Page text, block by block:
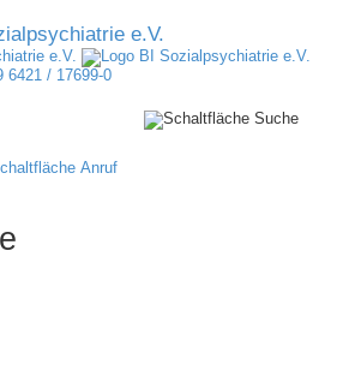
6421 / 17699-0